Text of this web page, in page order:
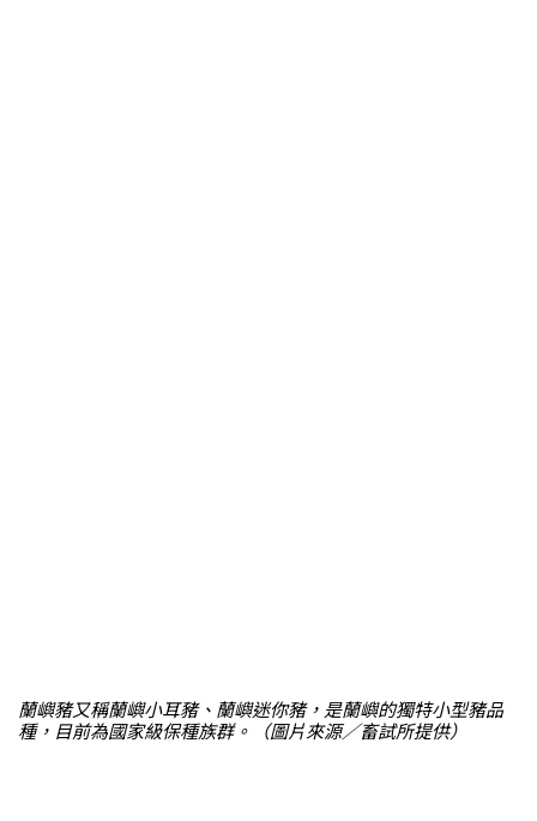
蘭嶼豬又稱蘭嶼小耳豬、蘭嶼迷你豬，是蘭嶼的獨特小型豬品
種，目前為國家級保種族群。（圖片來源／畜試所提供）